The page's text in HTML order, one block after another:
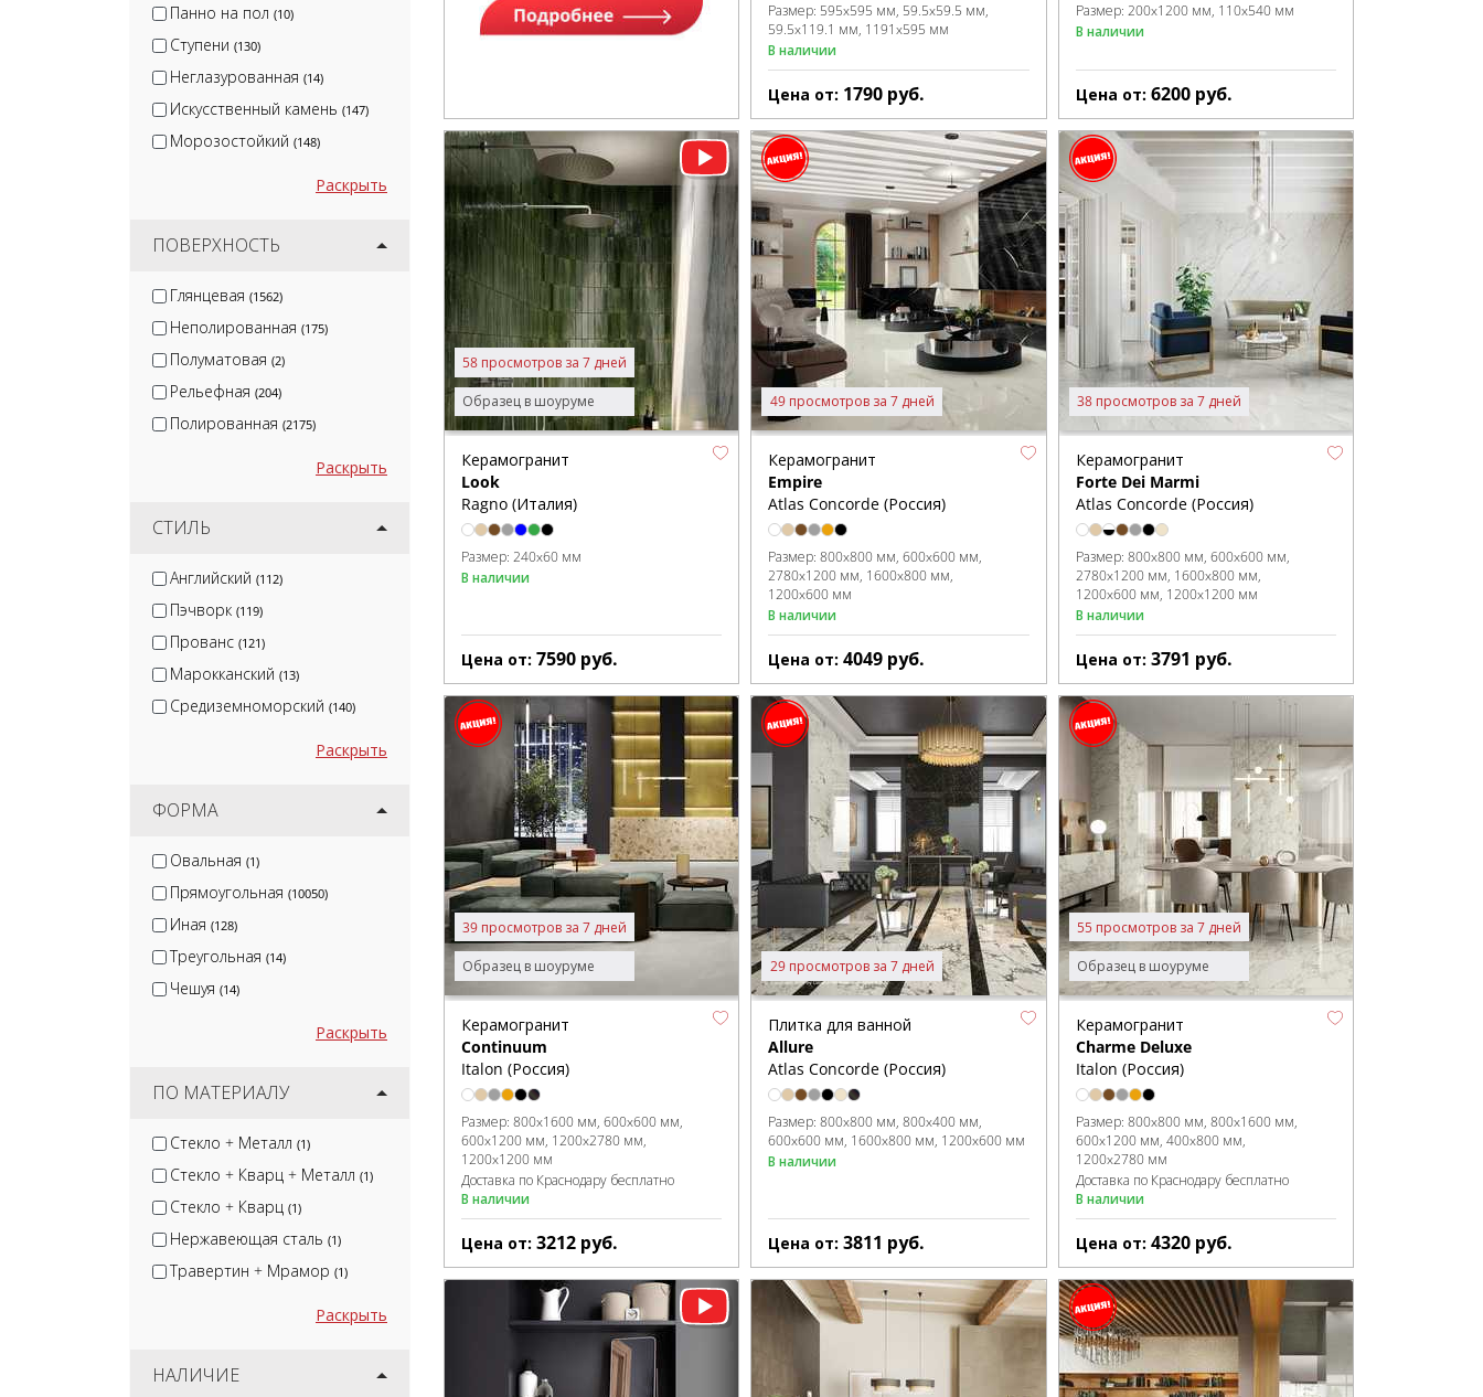
Панно на пол (10)
Ступени (130)
Неглазурованная (14)
Искусственный камень (147)
Морозостойкий (148)
Раскрыть
ПОВЕРХНОСТЬ
Глянцевая (1562)
Неполированная (175)
Полуматовая (2)
Рельефная (204)
Полированная (2175)
Раскрыть
СТИЛЬ
Английский (112)
Пэчворк (119)
Прованс (121)
Марокканский (13)
Средиземноморский (140)
Раскрыть
ФОРМА
Овальная (1)
Прямоугольная (10050)
Иная (128)
Треугольная (14)
Чешуя (14)
Раскрыть
ПО МАТЕРИАЛУ
Стекло + Металл (1)
Стекло + Кварц + Металл (1)
Стекло + Кварц (1)
Нержавеющая сталь (1)
Травертин + Мрамор (1)
Раскрыть
НАЛИЧИЕ
Размер: 595x595 мм 59.5x59.5 мм
59.5x119.1 мм 1191x595 мм
В наличии
Цена от: 1790 руб.
Размер: 200x1200 мм 110x540 мм
В наличии
Цена от: 6200 руб.
Образец в шоуруме
58 просмотров за 7 дней
Керамогранит
Look
Ragno (Италия)
Размер: 240x60 мм
В наличии
Цена от: 7590 руб.
49 просмотров за 7 дней
Керамогранит
Empire
Atlas Concorde (Россия)
Размер:800x800 мм 600x600 мм
2780x1200 мм 1600x800 мм
1200x600 мм
В наличии
Цена от:4049 руб.
38 просмотров за 7 дней
Керамогранит
Forte Dei Marmi
Atlas Concorde (Россия)
Размер: 800x800 мм 600x600 мм
2780x1200 мм 1600x800 мм
1200x600 мм 1200x1200 мм
В наличии
Цена от: 3791 руб.
Образец в шоуруме
39 просмотров за 7 дней
Керамогранит
Continuum
Italon (Россия)
Размер: 800x1600 мм 600x600 мм
600x1200 мм 1200x2780 мм
1200x1200 мм
Доставка по Краснодару бесплатно
В наличии
Цена от: 3212 руб.
29 просмотров за 7 дней
Плитка для ванной
Allure
Atlas Concorde (Россия)
Размер:800x800 мм 800x400 мм
600x600 мм 1600x800 мм 1200x600 мм
В наличии
Цена от:3811 руб.
Образец в шоуруме
55 просмотров за 7 дней
Керамогранит
Charme Deluxe
Italon (Россия)
Размер: 800x800 мм 800x1600 мм
600x1200 мм 400x800 мм
1200x2780 мм
Доставка по Краснодару бесплатно
В наличии
Цена от: 4320 руб.